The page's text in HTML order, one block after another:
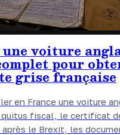
voiture
pour
grise française
en France une voiture
quitus fiscal, le certificat
le Brexit, les